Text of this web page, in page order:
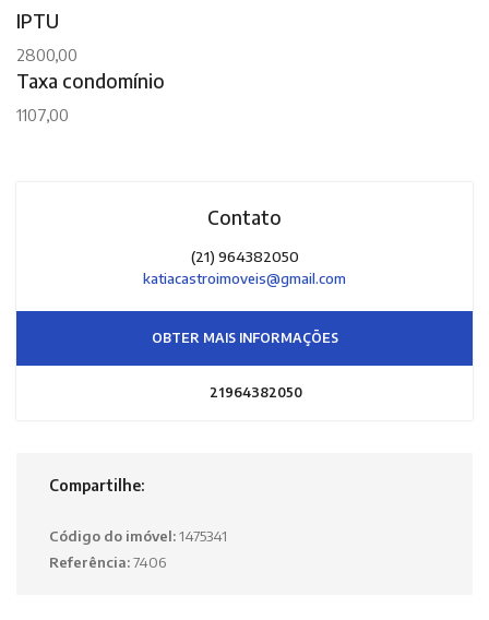
IPTU
2800,00
Taxa condomínio
1107,00
Contato
(21) 964382050
katiacastroimoveis@gmail.com
OBTER MAIS INFORMAÇÕES
21964382050
Compartilhe:
Código do imóvel:1475341
Referência:7406